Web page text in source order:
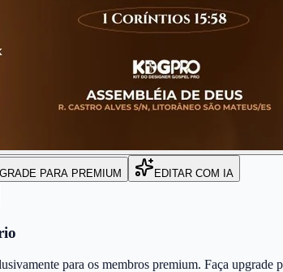
PARA PREMIUM EDITAR COM IA
para os membros premium. Faça upgrade